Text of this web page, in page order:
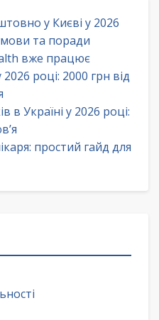
у Києві у 2026
та поради
вже працює
році: 2000 грн від
в Україні у 2026 році:
простий гайд для